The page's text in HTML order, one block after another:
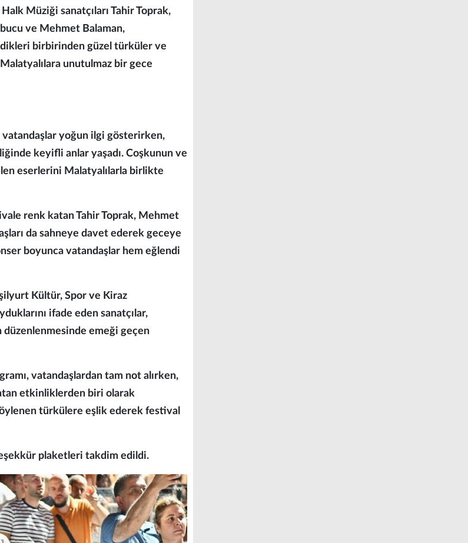
Müziği sanatçıları Tahir Toprak,
ve Mehmet Balaman,
birbirinden güzel türküler ve
unutulmaz bir gece
vatandaşlar yoğun ilgi gösterirken,
keyifli anlar yaşadı. Coşkunun ve
eserlerini Malatyalılarla birlikte
renk katan Tahir Toprak, Mehmet
da sahneye davet ederek geceye
boyunca vatandaşlar hem eğlendi
Kültür, Spor ve Kiraz
ifade eden sanatçılar,
emeği geçen
vatandaşlardan tam not alırken,
etkinliklerden biri olarak
türkülere eşlik ederek festival
plaketleri takdim edildi.